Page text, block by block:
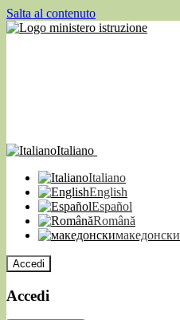
Salta al contenuto
Italiano
Italiano
English
Español
Română
македонски
Accedi
Accedi